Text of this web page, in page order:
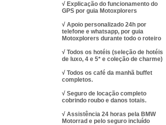
√ Explicação do funcionamento do
GPS por guia Motoxplorers
√ Apoio personalizado 24h por
telefone e whatsapp, por guia
Motoxplorers durante todo o roteiro
√ Todos os hotéis (seleção de hotéis
de luxo, 4 e 5* e coleção de charme)
√ Todos os café da manhã buffet
completos.
√ Seguro de locação completo
cobrindo roubo e danos totais.
√ Assistência 24 horas pela BMW
Motorrad e pelo seguro incluído